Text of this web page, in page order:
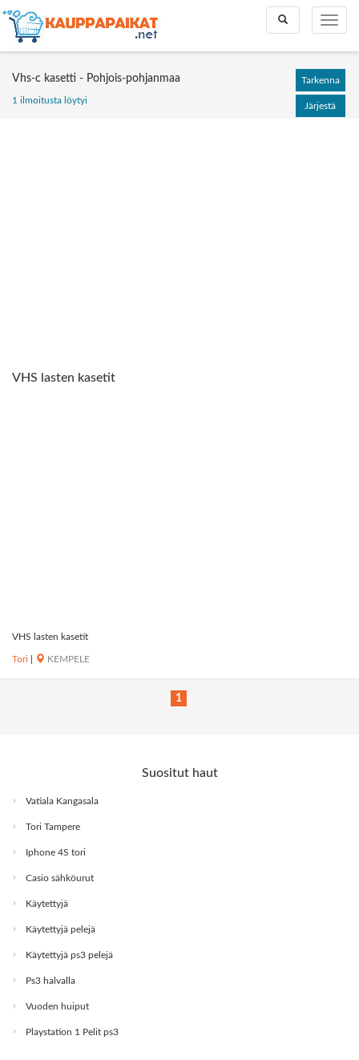
Toggle
Toggle
search
Vhs-c kasetti - Pohjois-pohjanmaa
1 ilmoitusta löytyi
Tarkenna
Järjestä
VHS lasten kasetit
VHS lasten kasetit
Tori KEMPELE
1
Suositut haut
Vatiala Kangasala
Tori Tampere
Iphone 4S tori
Casio sähköurut
Käytettyjä
Käytettyjä pelejä
Käytettyjä ps3 pelejä
Ps3 halvalla
Vuoden huiput
Playstation 1 Pelit ps3